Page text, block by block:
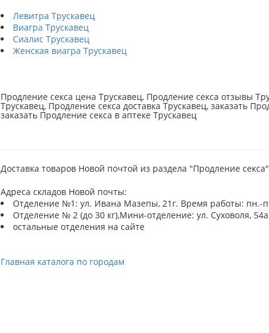
Левитра Трускавец
Виагра Трускавец
Сиалис Трускавец
Женская виагра Трускавец
Продление секса цена Трускавец, Продление секса отзывы
Трускавец, Продление секса доставка Трускавец, заказать
заказать Продление секса в аптеке Трускавец
Доставка товаров Новой почтой из раздела "Продление
Адреса складов Новой почты:
Отделение №1: ул. Ивана Мазепы, 21г. Время работы: пн.-
Отделение № 2 (до 30 кг),Мини-отделение: ул. Суховоля,
остальные отделения на сайте
Главная каталога по городам